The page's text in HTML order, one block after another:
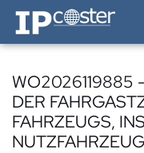
IP-Coster — Home
WO2026119885
DER
FAHRZEUGS,